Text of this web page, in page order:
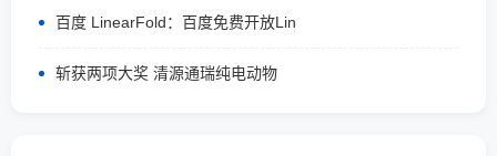
百度 LinearFold：百度免费开放Lin
斩获两项大奖 清源通瑞纯电动物